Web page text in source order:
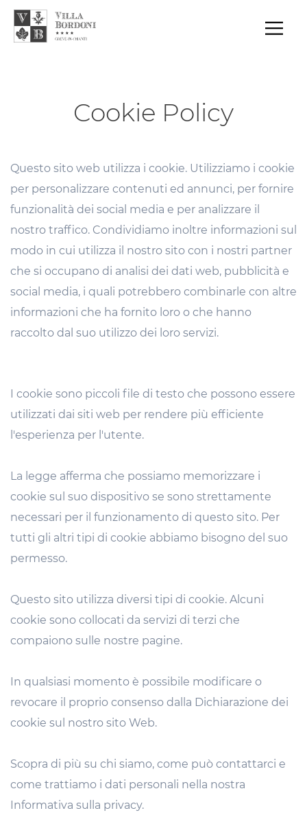
Cookie Policy
Questo sito web utilizza i cookie. Utilizziamo i cookie
per personalizzare contenuti ed annunci, per fornire
funzionalità dei social media e per analizzare il
nostro traffico. Condividiamo inoltre informazioni sul
modo in cui utilizza il nostro sito con i nostri partner
che si occupano di analisi dei dati web, pubblicità e
social media, i quali potrebbero combinarle con altre
informazioni che ha fornito loro o che hanno
raccolto dal suo utilizzo dei loro servizi.
I cookie sono piccoli file di testo che possono essere
utilizzati dai siti web per rendere più efficiente
l'esperienza per l'utente.
La legge afferma che possiamo memorizzare i
cookie sul suo dispositivo se sono strettamente
necessari per il funzionamento di questo sito. Per
tutti gli altri tipi di cookie abbiamo bisogno del suo
permesso.
Questo sito utilizza diversi tipi di cookie. Alcuni
cookie sono collocati da servizi di terzi che
compaiono sulle nostre pagine.
In qualsiasi momento è possibile modificare o
revocare il proprio consenso dalla Dichiarazione dei
cookie sul nostro sito Web.
Scopra di più su chi siamo, come può contattarci e
come trattiamo i dati personali nella nostra
Informativa sulla privacy.